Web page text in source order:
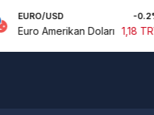
USD -0.2%
Amerikan Doları 1,18 TRY